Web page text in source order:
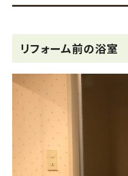
リフォーム前の浴室